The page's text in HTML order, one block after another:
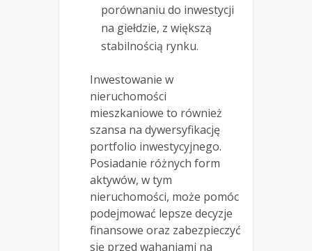
porównaniu do inwestycji
na giełdzie, z większą
stabilnością rynku.
Inwestowanie w
nieruchomości
mieszkaniowe to również
szansa na dywersyfikację
portfolio inwestycyjnego.
Posiadanie różnych form
aktywów, w tym
nieruchomości, może pomóc
podejmować lepsze decyzje
finansowe oraz zabezpieczyć
się przed wahaniami na